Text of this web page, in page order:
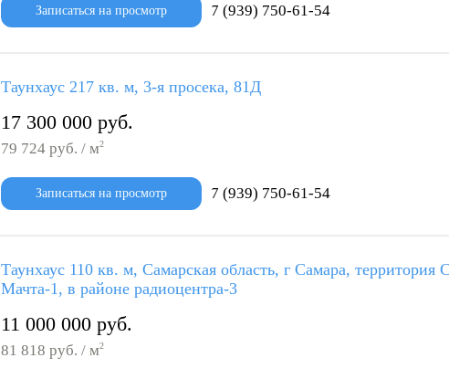
Записаться на просмотр 7 (939) 750-61-54
Таунхаус 217 кв. м, 3-я просека, 81Д
17 300 000 руб.
79 724 руб. / м2
Записаться на просмотр 7 (939) 750-61-54
Таунхаус 110 кв. м, Самарская область, г Самара, территория
Мачта-1, в районе радиоцентра-3
11 000 000 руб.
81 818 руб. / м2